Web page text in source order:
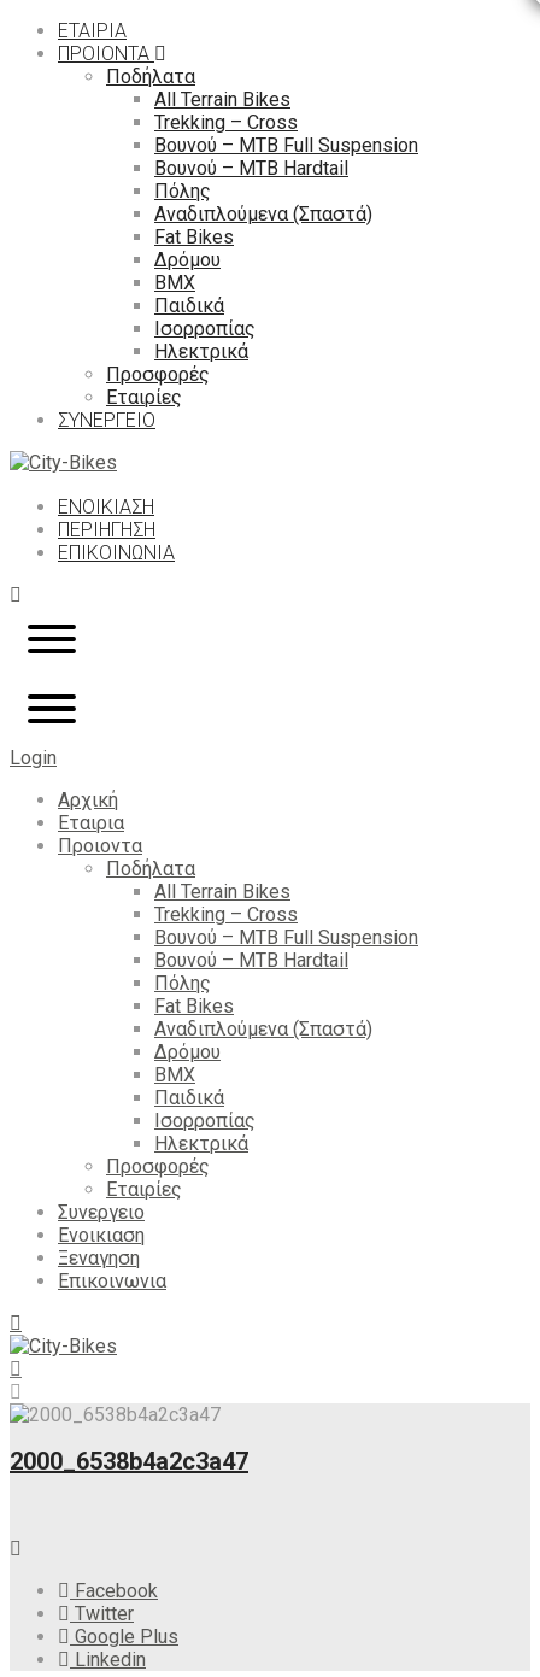
ΕΤΑΙΡΙΑ
ΠΡΟΙΟΝΤΑ
Ποδήλατα
All Terrain Bikes
Trekking – Cross
Βουνού – MTB Full Suspension
Βουνού – MTB Hardtail
Πόλης
Αναδιπλούμενα (Σπαστά)
Fat Bikes
Δρόμου
ΒΜΧ
Παιδικά
Ισορροπίας
Ηλεκτρικά
Προσφορές
Εταιρίες
ΣΥΝΕΡΓΕΙΟ
ΕΝΟΙΚΙΑΣΗ
ΠΕΡΙΉΓΗΣΗ
ΕΠΙΚΟΙΝΩΝΙΑ
Login
Αρχική
Εταιρια
Προιοντα
Ποδήλατα
All Terrain Bikes
Trekking – Cross
Βουνού – MTB Full Suspension
Βουνού – MTB Hardtail
Πόλης
Fat Bikes
Αναδιπλούμενα (Σπαστά)
Δρόμου
BMX
Παιδικά
Ισορροπίας
Ηλεκτρικά
Προσφορές
Εταιρίες
Συνεργειο
Ενοικιαση
Ξεναγηση
Επικοινωνια
2000_6538b4a2c3a47
Facebook
Twitter
Google Plus
Linkedin